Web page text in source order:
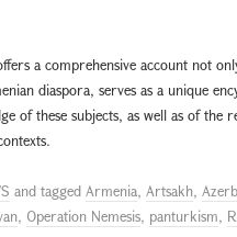
a comprehensive account not
diaspora, serves as a unique
of these subjects, as well as of the
and tagged Armenia, Artsakh,
, Operation Nemesis, panturkism,